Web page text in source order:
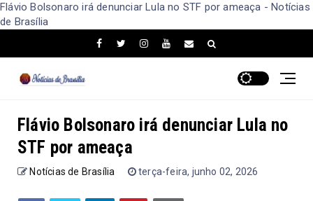
Flávio Bolsonaro irá denunciar Lula no STF por ameaça - Notícias
de Brasília
Flávio Bolsonaro irá denunciar Lula no
STF por ameaça
Notícias de Brasília terça-feira, junho 02, 2026